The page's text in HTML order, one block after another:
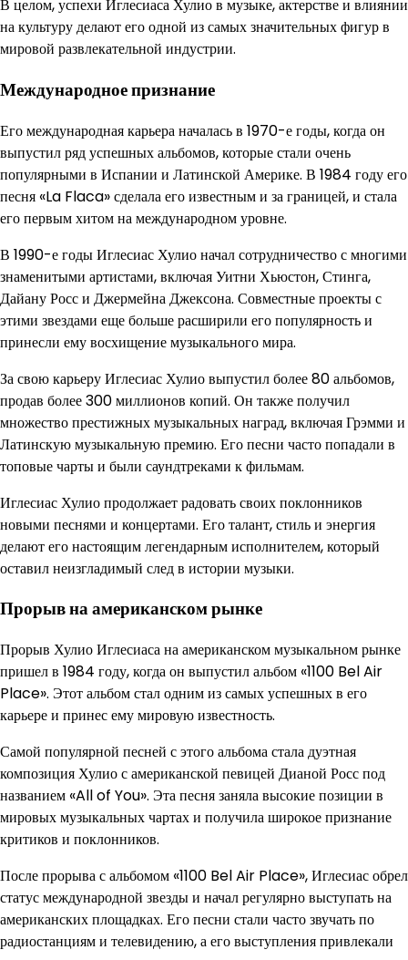
В целом, успехи Иглесиаса Хулио в музыке, актерстве и влиянии
на культуру делают его одной из самых значительных фигур в
мировой развлекательной индустрии.
Международное признание
Его международная карьера началась в 1970-е годы, когда он
выпустил ряд успешных альбомов, которые стали очень
популярными в Испании и Латинской Америке. В 1984 году его
песня «La Flaca» сделала его известным и за границей, и стала
его первым хитом на международном уровне.
В 1990-е годы Иглесиас Хулио начал сотрудничество с многими
знаменитыми артистами, включая Уитни Хьюстон, Стинга,
Дайану Росс и Джермейна Джексона. Совместные проекты с
этими звездами еще больше расширили его популярность и
принесли ему восхищение музыкального мира.
За свою карьеру Иглесиас Хулио выпустил более 80 альбомов,
продав более 300 миллионов копий. Он также получил
множество престижных музыкальных наград, включая Грэмми и
Латинскую музыкальную премию. Его песни часто попадали в
топовые чарты и были саундтреками к фильмам.
Иглесиас Хулио продолжает радовать своих поклонников
новыми песнями и концертами. Его талант, стиль и энергия
делают его настоящим легендарным исполнителем, который
оставил неизгладимый след в истории музыки.
Прорыв на американском рынке
Прорыв Хулио Иглесиаса на американском музыкальном рынке
пришел в 1984 году, когда он выпустил альбом «1100 Bel Air
Place». Этот альбом стал одним из самых успешных в его
карьере и принес ему мировую известность.
Самой популярной песней с этого альбома стала дуэтная
композиция Хулио с американской певицей Дианой Росс под
названием «All of You». Эта песня заняла высокие позиции в
мировых музыкальных чартах и получила широкое признание
критиков и поклонников.
После прорыва с альбомом «1100 Bel Air Place», Иглесиас обрел
статус международной звезды и начал регулярно выступать на
американских площадках. Его песни стали часто звучать по
радиостанциям и телевидению, а его выступления привлекали